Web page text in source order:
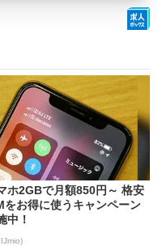
ホ2GBで月額850円～ 格安
をお得に使うキャンペーン
中！